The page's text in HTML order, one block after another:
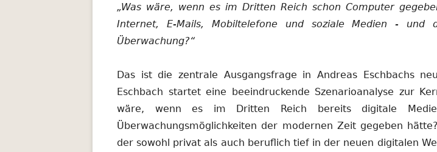
„Was wäre, wenn es im Dritten Reich schon Computer
Internet, E-Mails, Mobiltelefone und soziale Medien - und
Überwachung?“
Das ist die zentrale Ausgangsfrage in Andreas Eschbachs
Eschbach startet eine beeindruckende Szenarioanalyse zur
wäre, wenn es im Dritten Reich bereits digitale
Überwachungsmöglichkeiten der modernen Zeit gegeben
der sowohl privat als auch beruflich tief in der neuen digitalen